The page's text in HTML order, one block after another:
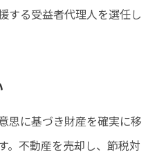
する受益者代理人を選任し
思に基づき財産を確実に移
。不動産を売却し、節税対